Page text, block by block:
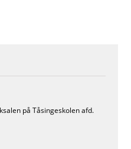
på Tåsingeskolen afd.